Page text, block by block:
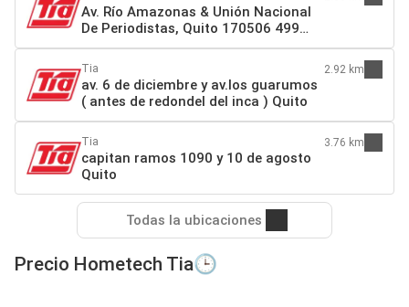
Av. Río Amazonas & Unión Nacional
De Periodistas, Quito 170506 499
Quito
Tia
av. 6 de diciembre y av.los guarumos
( antes de redondel del inca ) Quito
2.92 km
Tia
capitan ramos 1090 y 10 de agosto
Quito
3.76 km
Todas la ubicaciones
Precio Hometech Tia🕒